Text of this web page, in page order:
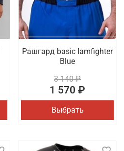
Рашгард basic Iamfighter
Blue
3 140 ₽
1 570 ₽
Выбрать